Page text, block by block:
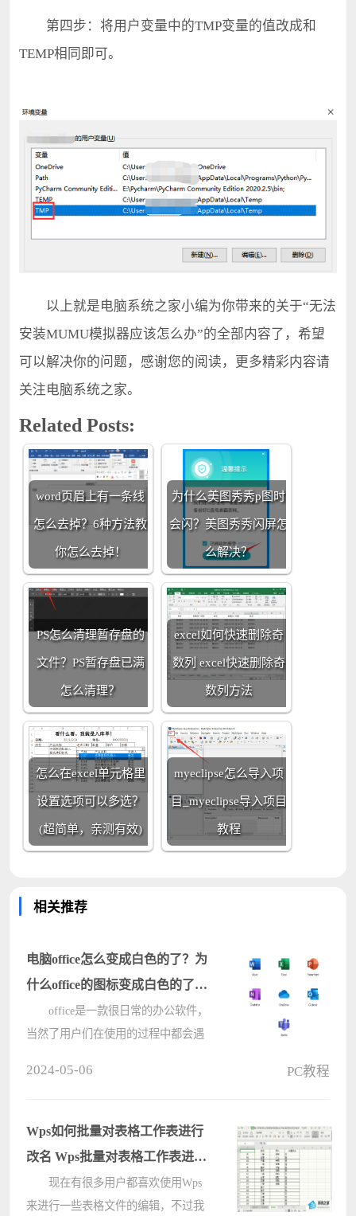
第四步：将用户变量中的TMP变量的值改成和
TEMP相同即可。
以上就是电脑系统之家小编为你带来的关于“无法
安装MUMU模拟器应该怎么办”的全部内容了，希望
可以解决你的问题，感谢您的阅读，更多精彩内容请
关注电脑系统之家。
Related Posts:
word页眉上有一条线
怎么去掉？6种方法教
你怎么去掉！
为什么美图秀秀p图时
会闪？美图秀秀闪屏怎
么解决？
PS怎么清理暂存盘的
文件？PS暂存盘已满
怎么清理？
excel如何快速删除奇
数列 excel快速删除奇
数列方法
怎么在excel单元格里
设置选项可以多选？
(超简单，亲测有效)
myeclipse怎么导入项
目_myeclipse导入项目
教程
相关推荐
电脑office怎么变成白色的了？为
什么office的图标变成白色的了解
office是一款很日常的办公软件，
当然了用户们在使用的过程中都会遇
标变成白色的了解析吧。 ????
2024-05-06 PC教程
Wps如何批量对表格工作表进行
改名 Wps批量对表格工作表进行
改名方法
现在有很多用户都喜欢使用Wps
来进行一些表格文件的编辑，不过我